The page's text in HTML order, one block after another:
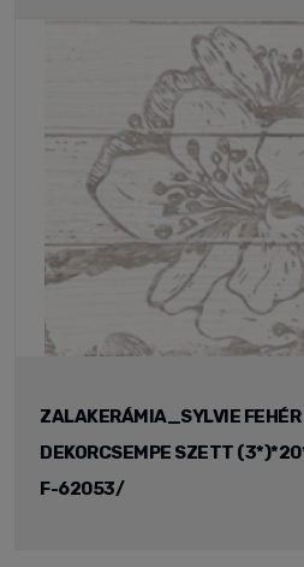
ZALAKERÁMIA_SYLVIE FEHÉR
DEKORCSEMPE SZETT
F-62053/